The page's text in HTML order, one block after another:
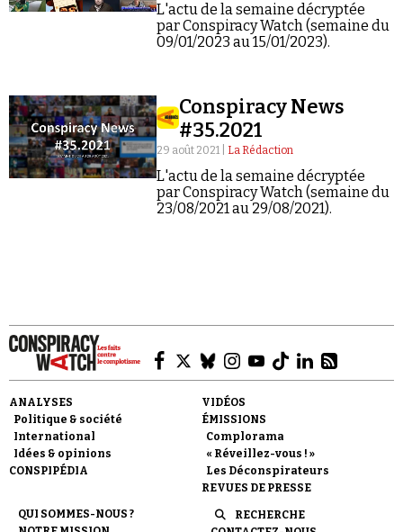
Revues de presse
Newsletter
Demander à Vera
L'actu de la semaine décryptée
par Conspiracy Watch (semaine du
09/01/2023 au 15/01/2023).
Conspiracy News
#35.2021
29 août 2021 | La Rédaction
L'actu de la semaine décryptée
par Conspiracy Watch (semaine du
23/08/2021 au 29/08/2021).
ANALYSES
Politique & société
International
Idées & opinions
CONSPIPÉDIA
VIDÉOS
ÉMISSIONS
Complorama
« Réveillez-vous ! »
Les Déconspirateurs
REVUES DE PRESSE
QUI SOMMES-NOUS ?
RECHERCHE